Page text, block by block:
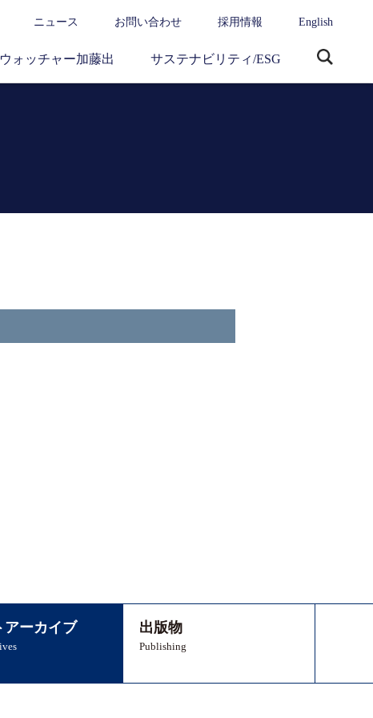
ニュース お問い合わせ 採用情報 English
ォッチャー加藤出 サステナビリティ/ESG
アーカイブ 出版物
Publishing